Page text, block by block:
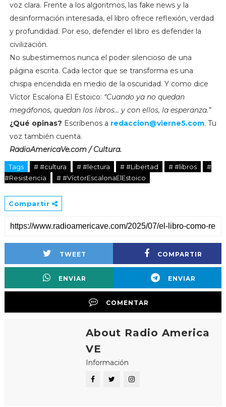
voz clara. Frente a los algoritmos, las fake news y la
desinformación interesada, el libro ofrece reflexión, verdad
y profundidad. Por eso, defender el libro es defender la
civilización.
No subestimemos nunca el poder silencioso de una
página escrita. Cada lector que se transforma es una
chispa encendida en medio de la oscuridad. Y como dice
Víctor Escalona El Estoico: “Cuando ya no quedan
megáfonos, quedan los libros… y con ellos, la esperanza.”
¿Qué opinas? Escríbenos a redaccion@vierne5.com. Tu
voz también cuenta.
RadioAmericaVe.com / Cultura.
Tags # #cultura # #lectura # #Libertad # #libros
#
#Resistencia
# #VíctorEscalonaElEstoico
Compartir
TWEET COMPARTIR
ENVIAR ENVIAR
COMENTAR
About Radio America
VE
Información